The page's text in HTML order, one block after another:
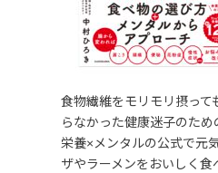
食物繊維をモリモリ摂って
らなかった健康迷子のため
栄養×メンタルの公式で元
ザやラーメンをおいしく食